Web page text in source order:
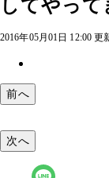
してやっ
2016年05月01日 12:00 更
前へ
次へ